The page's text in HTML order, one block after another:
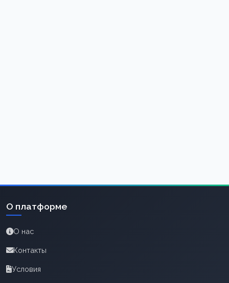
О платформе
О нас
Контакты
Условия